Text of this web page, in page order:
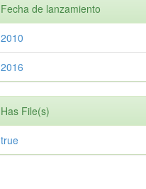
Fecha de lanzamiento
2010
2016
Has File(s)
true